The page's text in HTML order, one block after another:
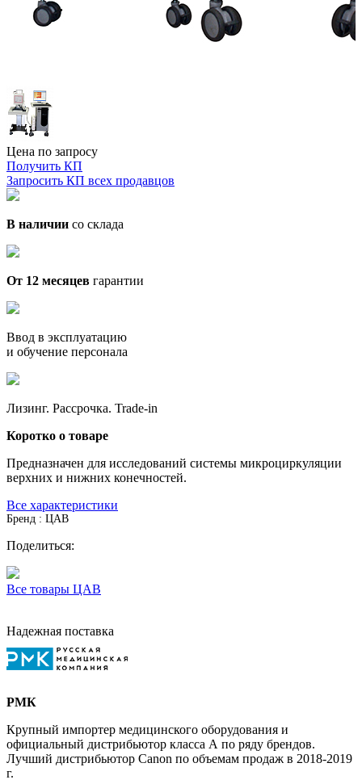
Цена по запросу
Получить КП
Запросить КП всех продавцов
В наличии со склада
От 12 месяцев гарантии
Ввод в эксплуатацию
и обучение персонала
Лизинг. Рассрочка. Trade-in
Коротко о товаре
Предназначен для исследований системы микроциркуляции
верхних и нижних конечностей.
Все характеристики
Бренд : ЦАВ
Поделиться:
Все товары ЦАВ
Надежная поставка
РМК
Крупный импортер медицинского оборудования и
официальный дистрибьютор класса А по ряду брендов.
Лучший дистрибьютор Canon по объемам продаж в 2018-2019
г.